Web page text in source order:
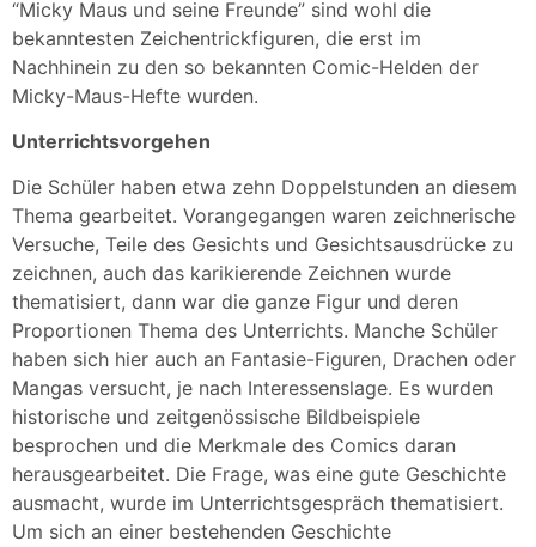
“Micky Maus und seine Freunde” sind wohl die
bekanntesten Zeichentrickfiguren, die erst im
Nachhinein zu den so bekannten Comic-Helden der
Micky-Maus-Hefte wurden.
Unterrichtsvorgehen
Die Schüler haben etwa zehn Doppelstunden an diesem
Thema gearbeitet. Vorangegangen waren zeichnerische
Versuche, Teile des Gesichts und Gesichtsausdrücke zu
zeichnen, auch das karikierende Zeichnen wurde
thematisiert, dann war die ganze Figur und deren
Proportionen Thema des Unterrichts. Manche Schüler
haben sich hier auch an Fantasie-Figuren, Drachen oder
Mangas versucht, je nach Interessenslage. Es wurden
historische und zeitgenössische Bildbeispiele
besprochen und die Merkmale des Comics daran
herausgearbeitet. Die Frage, was eine gute Geschichte
ausmacht, wurde im Unterrichtsgespräch thematisiert.
Um sich an einer bestehenden Geschichte